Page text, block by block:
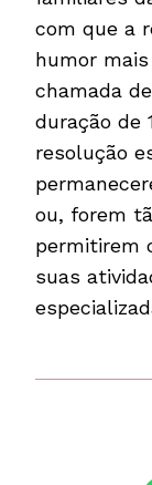
com que a
humor
chamada
duração de
resolução
ou, forem
permitirem
suas